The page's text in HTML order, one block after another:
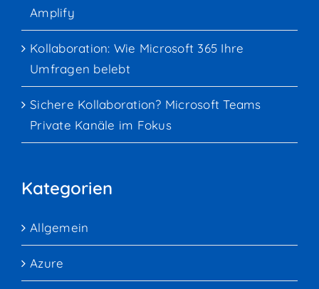
Amplify
Kollaboration: Wie Microsoft 365 Ihre
Umfragen belebt
Sichere Kollaboration? Microsoft Teams
Private Kanäle im Fokus
Kategorien
Allgemein
Azure